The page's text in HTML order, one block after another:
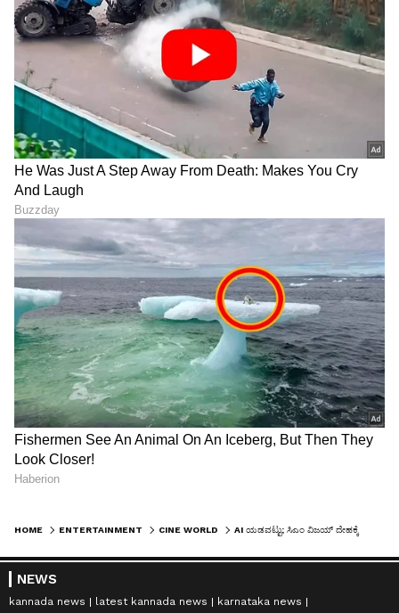
HOME ENTERTAINMENT CINE WORLD
NEWS
kannada news latest kannada news
karnataka news